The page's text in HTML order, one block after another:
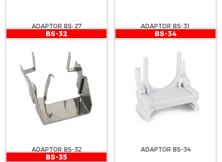
ADAPTOR BS-27 ADAPTOR BS-31
BS-32
ADAPTOR BS-32
BS-34
ADAPTOR BS-34
BS-35